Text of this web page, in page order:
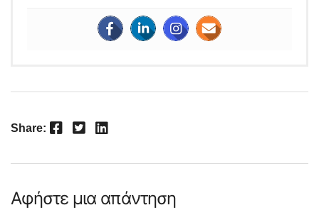
Share: Facebook Twitter LinkedIn
Αφήστε μια απάντηση